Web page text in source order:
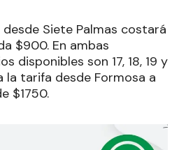
Siete Palmas costará
$900. En ambas
disponibles son 17, 18, 19 y
la tarifa desde Formosa a
$1750.